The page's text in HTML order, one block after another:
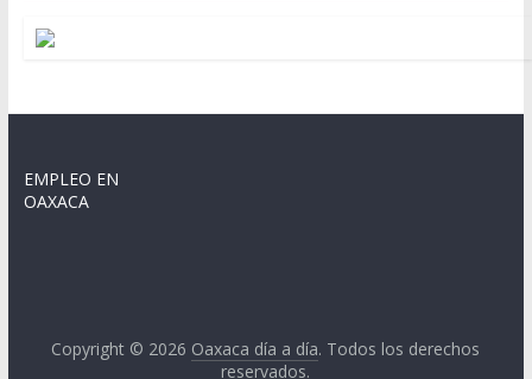
EMPLEO EN
OAXACA
Copyright © 2026 Oaxaca día a día. Todos los derechos
reservados.